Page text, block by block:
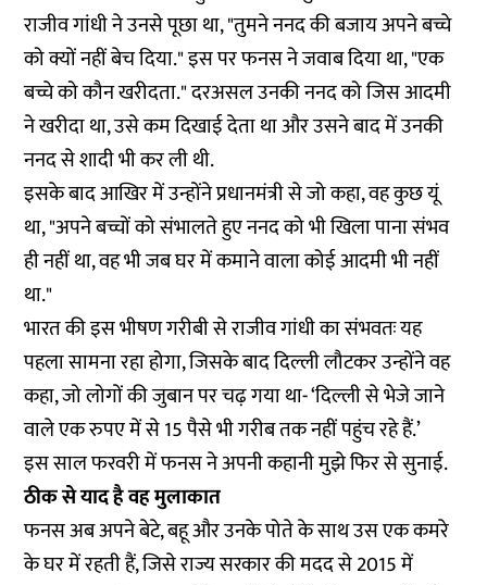
राजीव गांधी ने उनसे पूछा था, "तुमने ननद की बजाय अपने बच्चे
को क्यों नहीं बेच दिया." इस पर फनस ने जवाब दिया था, "एक
बच्चे को कौन खरीदता." दरअसल उनकी ननद को जिस आदमी
ने खरीदा था, उसे कम दिखाई देता था और उसने बाद में उनकी
ननद से शादी भी कर ली थी.
इसके बाद आखिर में उन्होंने प्रधानमंत्री से जो कहा, वह कुछ यूं
था, "अपने बच्चों को संभालते हुए ननद को भी खिला पाना संभव
ही नहीं था, वह भी जब घर में कमाने वाला कोई आदमी भी नहीं
था."
भारत की इस भीषण गरीबी से राजीव गांधी का संभवतः यह
पहला सामना रहा होगा, जिसके बाद दिल्ली लौटकर उन्होंने वह
कहा, जो लोगों की जुबान पर चढ़ गया था- ‘दिल्ली से भेजे जाने
वाले एक रुपए में से 15 पैसे भी गरीब तक नहीं पहुंच रहे हैं.’
इस साल फरवरी में फनस ने अपनी कहानी मुझे फिर से सुनाई.
ठीक से याद है वह मुलाकात
फनस अब अपने बेटे, बहू और उनके पोते के साथ उस एक कमरे
के घर में रहती हैं, जिसे राज्य सरकार की मदद से 2015 में